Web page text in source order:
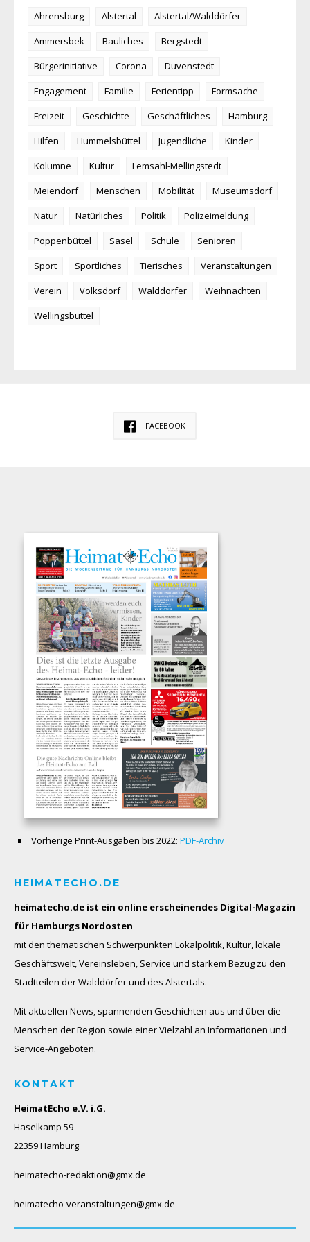
Ahrensburg Alstertal
Alstertal/Walddörfer
Ammersbek
Bauliches
Bergstedt
Bürgerinitiative
Corona
Duvenstedt
Engagement
Familie Ferientipp
Formsache
Freizeit
Geschichte Geschäftliches
Hamburg
Hilfen
Hummelsbüttel Jugendliche
Kinder
Kolumne
Kultur
Lemsahl-Mellingstedt
Meiendorf
Menschen Mobilität
Museumsdorf
Natur
Natürliches Politik
Polizeimeldung
Poppenbüttel
Sasel Schule
Senioren
Sport
Sportliches Tierisches
Veranstaltungen
Verein
Volksdorf Walddörfer
Weihnachten
Wellingsbüttel
FACEBOOK
Vorherige Print-Ausgaben bis 2022: PDF-Archiv
HEIMATECHO.DE
heimatecho.de ist ein online erscheinendes Digital-Magazin
für Hamburgs Nordosten
mit den thematischen Schwerpunkten Lokalpolitik, Kultur, lokale
Geschäftswelt, Vereinsleben, Service und starkem Bezug zu den
Stadtteilen der Walddörfer und des Alstertals.
Mit aktuellen News, spannenden Geschichten aus und über die
Menschen der Region sowie einer Vielzahl an Informationen und
Service-Angeboten.
KONTAKT
HeimatEcho e.V. i.G.
Haselkamp 59
22359 Hamburg
heimatecho-redaktion@gmx.de
heimatecho-veranstaltungen@gmx.de